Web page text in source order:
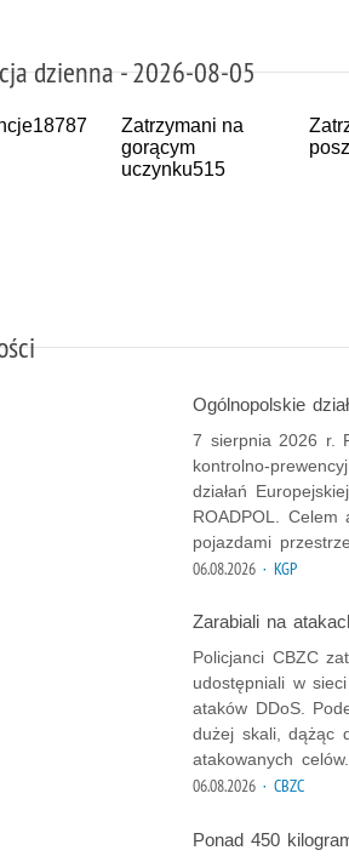
dzienna - 2026-08-05
18787
Zatrzymani na
gorącym
uczynku515
Ogólnopolskie
7 sierpnia 2026 r.
kontrolno-
działań
ROADPOL. Celem
pojazdami
06.08.2026 · KGP
Zarabiali na
Policjanci CBZC
udostępniali w
ataków DDoS.
dużej skali, dążąc
atakowanych celów.
06.08.2026 · CBZC
Ponad 450